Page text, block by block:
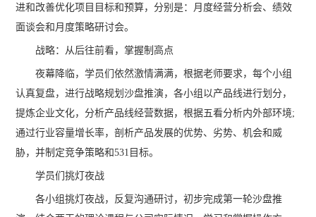
进和改善优化项目目标和预算，分别是：月度经营分析会、绩效
面谈会和月度策略研讨会。
战略：从后往前看，掌握制高点
夜幕降临，学员们依然激情满满，根据老师要求，每个小组
认真复盘，进行战略规划沙盘推演，各小组以产品线进行划分，
提炼企业文化，分析产品线经营数据，根据五看分析内外部环境;
通过行业容量增长率，剖析产品发展的优势、劣势、机会和威
胁，并制定竞争策略和531目标。
学员们挑灯夜战
各小组挑灯夜战，反复沟通研讨，初步完成第一轮沙盘推